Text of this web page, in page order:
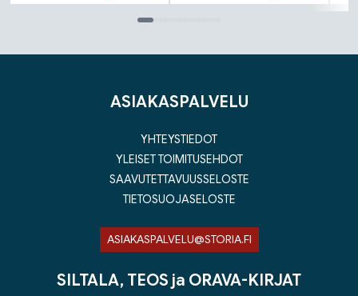
ASIAKASPALVELU
YHTEYSTIEDOT
YLEISET TOIMITUSEHDOT
SAAVUTETTAVUUSSELOSTE
TIETOSUOJASELOSTE
ASIAKASPALVELU@STORIA.FI
SILTALA, TEOS ja ORAVA-KIRJAT